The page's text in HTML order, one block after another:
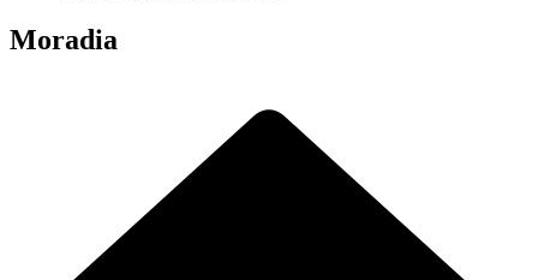
Moradia